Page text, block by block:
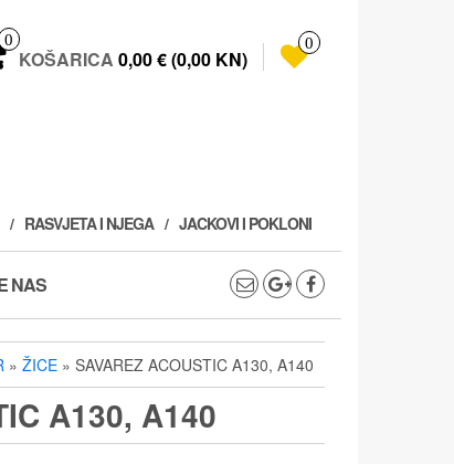
0
KOŠARICA 0,00 € (0,00 KN)
0
RASVJETA I NJEGA JACKOVI I POKLONI
NAS
» ŽICE » SAVAREZ ACOUSTIC A130, A140
A130, A140